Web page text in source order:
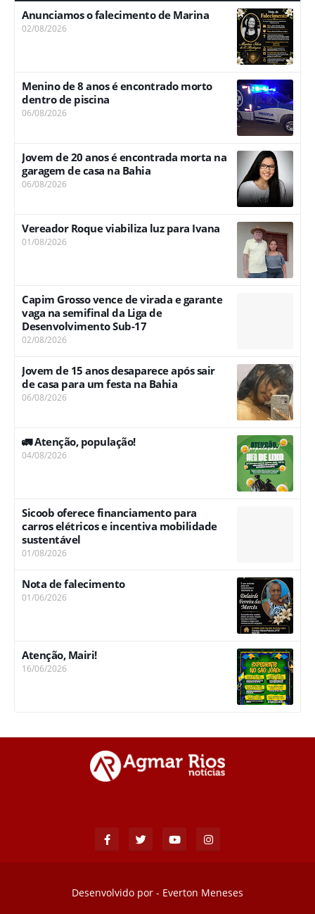
Anunciamos o falecimento de Marina
02/08/2026
Menino de 8 anos é encontrado morto
dentro de piscina
06/08/2026
Jovem de 20 anos é encontrada morta na
garagem de casa na Bahia
06/08/2026
Vereador Roque viabiliza luz para Ivana
01/08/2026
Capim Grosso vence de virada e garante
vaga na semifinal da Liga de
Desenvolvimento Sub-17
02/08/2026
Jovem de 15 anos desaparece após sair
de casa para um festa na Bahia
06/08/2026
🚛 Atenção, população!
04/08/2026
Sicoob oferece financiamento para
carros elétricos e incentiva mobilidade
sustentável
01/08/2026
Nota de falecimento
01/06/2026
Atenção, Mairi!
16/06/2026
Desenvolvido por - Everton Meneses